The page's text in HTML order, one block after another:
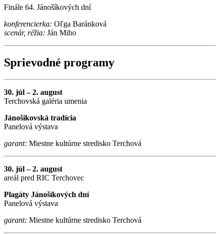
Finále 64. Jánošíkových dní
konferencierka: Oľga Baránková
scenár, réžia: Ján Miho
Sprievodné programy
30. júl – 2. august
Terchovská galéria umenia
Jánošíkovská tradícia
Panelová výstava
garant: Miestne kultúrne stredisko Terchová
30. júl – 2. august
areál pred RIC Terchovec
Plagáty Jánošíkových dní
Panelová výstava
garant: Miestne kultúrne stredisko Terchová